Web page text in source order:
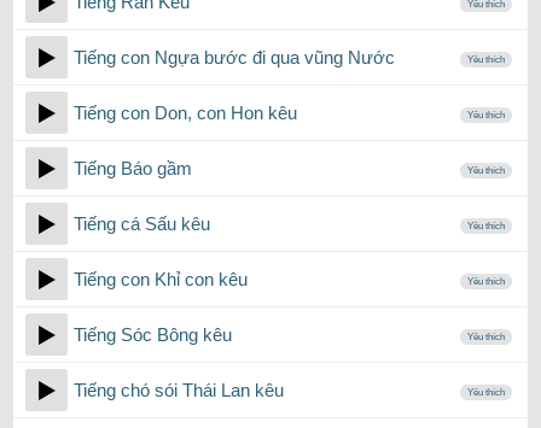
Yêu thích
Tiếng con Ngựa bước đi qua vũng Nước Yêu thích
Tiếng con Don, con Hon kêu Yêu thích
Tiếng Báo gầm Yêu thích
Tiếng cá Sấu kêu Yêu thích
Tiếng con Khỉ con kêu Yêu thích
Tiếng Sóc Bông kêu Yêu thích
Tiếng chó sói Thái Lan kêu Yêu thích